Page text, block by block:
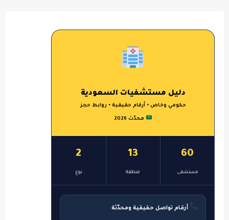
دليل مستشفيات السعودية
حكومي وخاص • أرقام حقيقية • روابط حجز
محدّث 2026
60
مستشفى
13
منطقة
2
نوع
أرقام تواصل حقيقية ومحدّثة